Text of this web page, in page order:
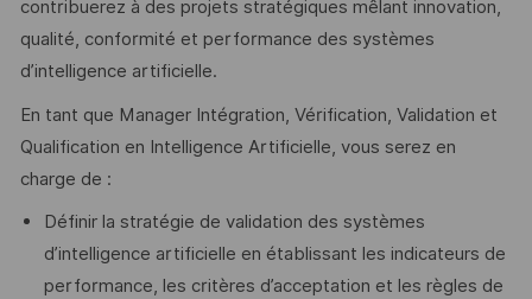
contribuerez à des projets stratégiques mêlant innovation,
qualité, conformité et performance des systèmes
d’intelligence artificielle.
En tant que Manager Intégration, Vérification, Validation et
Qualification en Intelligence Artificielle, vous serez en
charge de :
Définir la stratégie de validation des systèmes
d’intelligence artificielle en établissant les indicateurs de
performance, les critères d’acceptation et les règles de